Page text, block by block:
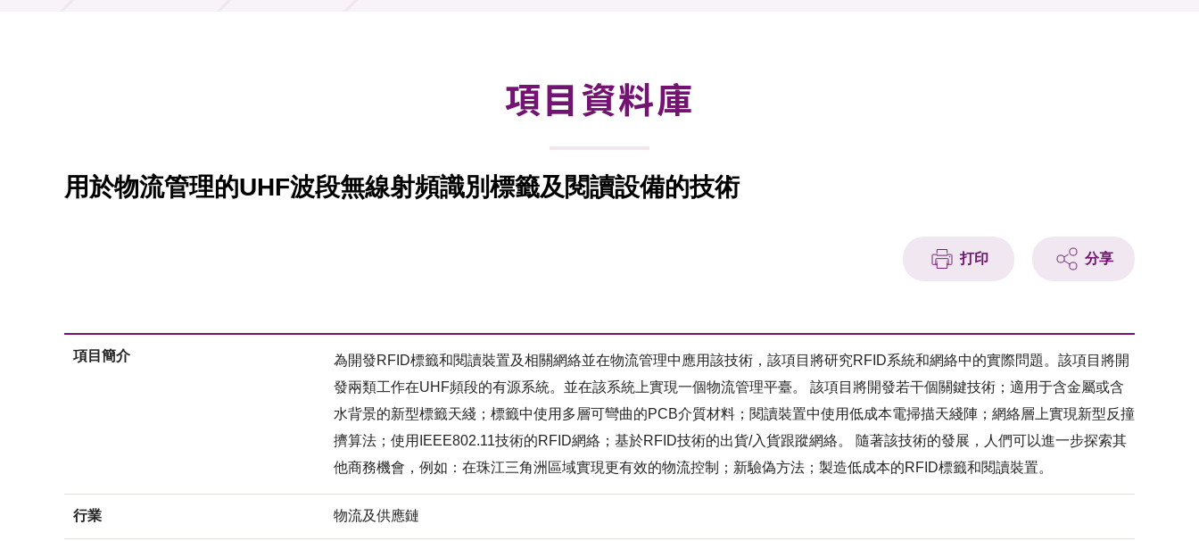
出版刊物
項目資料庫
用於物流管理的UHF波段無線射頻識別標籤及閱讀設備的技術
打印 分享
項目簡介
為開發RFID標籤和閱讀裝置及相關網絡並在物流管理中應用該技術，該項目將研究RFID系統和網絡中的實際問題。該項目將開
發兩類工作在UHF頻段的有源系統。並在該系統上實現一個物流管理平臺。 該項目將開發若干個關鍵技術；適用于含金屬或含
水背景的新型標籤天綫；標籤中使用多層可彎曲的PCB介質材料；閱讀裝置中使用低成本電掃描天綫陣；網絡層上實現新型反撞
擠算法；使用IEEE802.11技術的RFID網絡；基於RFID技術的出貨/入貨跟蹤網絡。 隨著該技術的發展，人們可以進一步探索其
他商務機會，例如：在珠江三角洲區域實現更有效的物流控制；新驗偽方法；製造低成本的RFID標籤和閱讀裝置。
行業 物流及供應鏈